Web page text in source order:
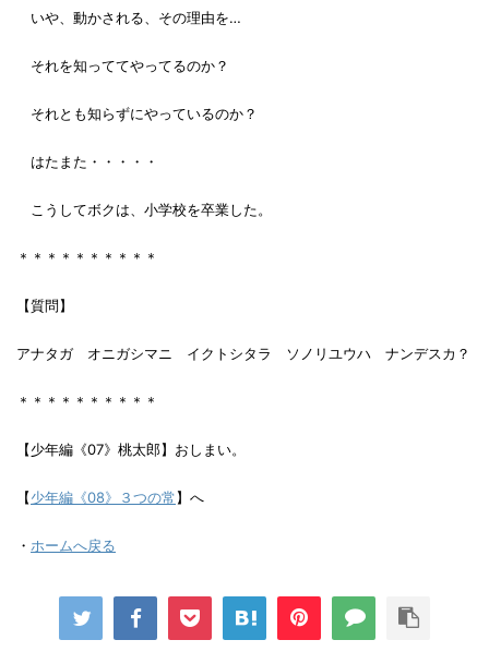
いや、動かされる、その理由を…
それを知っててやってるのか？
それとも知らずにやっているのか？
はたまた・・・・・
こうしてボクは、小学校を卒業した。
＊＊＊＊＊＊＊＊＊＊
【質問】
アナタガ オニガシマニ イクトシタラ ソノリユウハ ナンデスカ？
＊＊＊＊＊＊＊＊＊＊
【少年編《07》桃太郎】おしまい。
【少年編《08》３つの常】へ
・ ホームへ戻る